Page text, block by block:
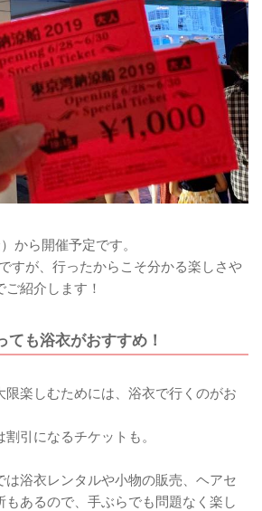
から開催予定です。
すが、行ったからこそ分かる楽しさや
紹介します！
も浴衣がおすすめ！
限楽しむためには、浴衣で行くのがお
引になるチケットも。
は浴衣レンタルや小物の販売、ヘアセ
もあるので、手ぶらでも問題なく楽し